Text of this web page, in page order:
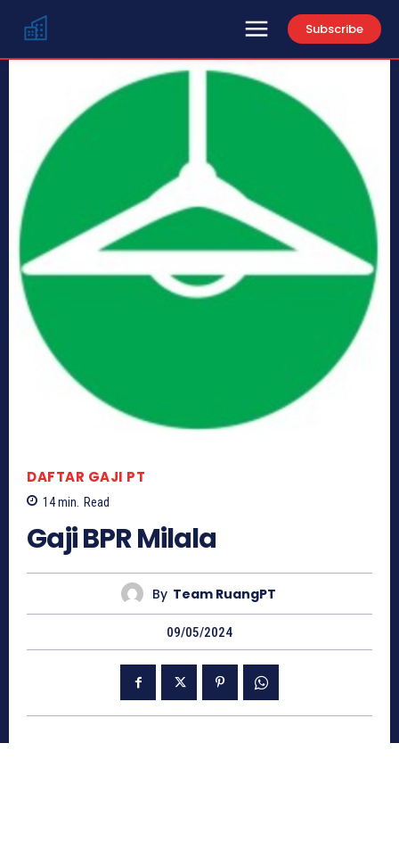
Subscribe
DAFTAR GAJI PT
14min. Read
Gaji BPR Milala
By Team RuangPT
09/05/2024